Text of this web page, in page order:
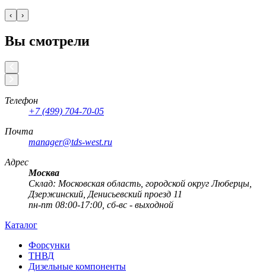
‹ ›
Вы смотрели
Телефон
+7 (499) 704-70-05
Почта
manager@tds-west.ru
Адрес
Москва
Cклад: Московская область, городской округ Люберцы,
Дзержинский, Денисьевский проезд 11
пн-пт 08:00-17:00, сб-вс - выходной
Каталог
Форсунки
ТНВД
Дизельные компоненты